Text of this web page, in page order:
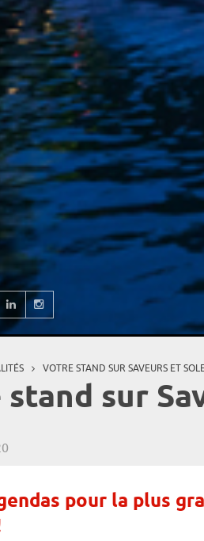
VOTRE STAND SUR SAVEURS ET
sur
pour la plus